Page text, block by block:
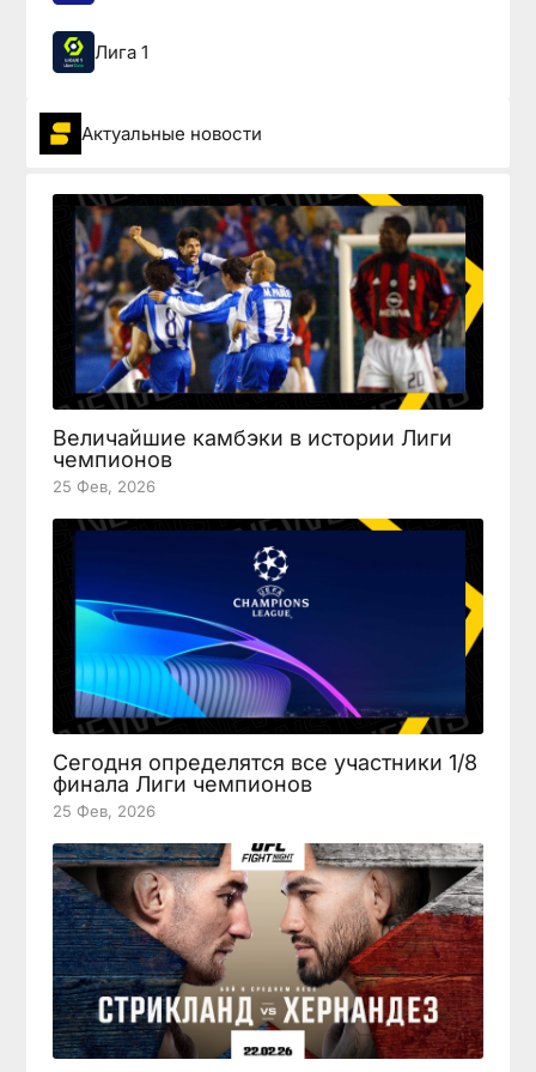
Лига 1
Актуальные новости
Величайшие камбэки в истории Лиги
чемпионов
25 Фев, 2026
Сегодня определятся все участники 1/8
финала Лиги чемпионов
25 Фев, 2026